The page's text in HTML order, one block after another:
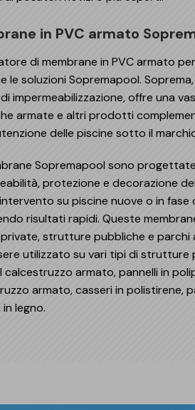
Comportamento
Spazi interni
Moduli
Soluzioni per
Barriere
Genio civile
Gallerie
Manutenzione
Opere idrauliche
Piscine
Soluzioni
in PVC armato
di membrane in PVC armato
le soluzioni Sopremapool.
impermeabilizzazione, offre una
armate e altri prodotti
delle piscine sotto il
Sopremapool sono
protezione e decorazione
su piscine nuove o in
risultati rapidi. Queste
strutture pubbliche e parchi
utilizzato su vari tipi di strutture
calcestruzzo armato, pannelli in
armato, casseri in polistirene,
legno.